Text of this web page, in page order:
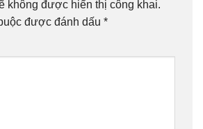
không được hiển thị công khai.
được đánh dấu *